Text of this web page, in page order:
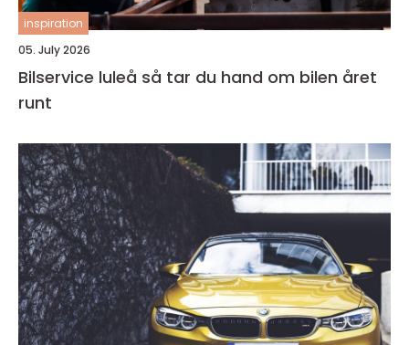
inspiration
05. July 2026
Bilservice luleå så tar du hand om bilen året
runt